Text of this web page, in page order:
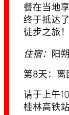
餐在当地
终于抵达
徒步之旅！
住宿： 阳
第8天：离
请于上午
桂林高铁